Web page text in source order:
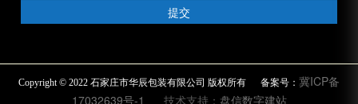
提交
Copyright © 2022 石家庄市华辰包装有限公司 版权所有 备案号： 冀ICP备
17032639号-1
技术支持： 盘信数字建站